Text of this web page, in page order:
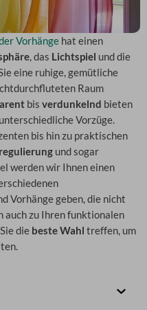
Vorhänge hat einen
, das Lichtspiel und die
eine ruhige, gemütliche
Raum
bis verdunkelnd bieten
unterschiedliche Vorzüge.
bis hin zu praktischen
und sogar
werden wir Ihnen einen
Vorhänge geben, die nicht
auch zu Ihren funktionalen
die beste Wahl treffen, um